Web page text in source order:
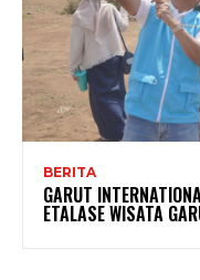
BERITA
GARUT
ETALASE WISATA